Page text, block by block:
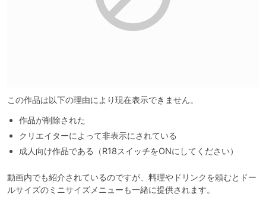
この作品は以下の理由により現在表示できません。
作品が削除された
クリエイターによって非表示にされている
成人向け作品である（R18スイッチをONにしてください）
動画内でも紹介されているのですが、料理やドリンクを頼むとドー
ルサイズのミニサイズメニューも一緒に提供されます。